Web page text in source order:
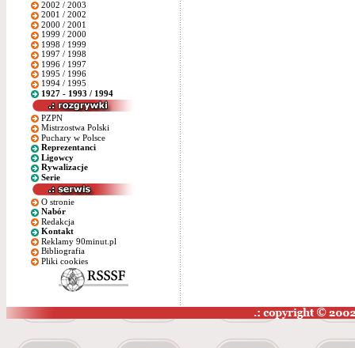
2002 / 2003
2001 / 2002
2000 / 2001
1999 / 2000
1998 / 1999
1997 / 1998
1996 / 1997
1995 / 1996
1994 / 1995
1927 - 1993 / 1994
PZPN
Mistrzostwa Polski
Puchary w Polsce
Reprezentanci
Ligowcy
Rywalizacje
Serie
O stronie
Nabór
Redakcja
Kontakt
Reklamy 90minut.pl
Bibliografia
Pliki cookies